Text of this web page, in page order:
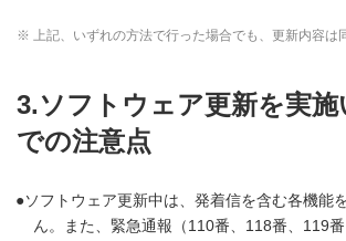
※ 上記、いずれの方法で行った場合でも、更新内容は
3.ソフトウェア更新を実
での注意点
ソフトウェア更新中は、発着信を含む各機能
ん。また、緊急通報（110番、118番、119